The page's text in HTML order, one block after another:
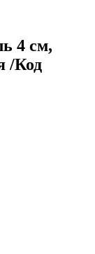
4 см,
/Код